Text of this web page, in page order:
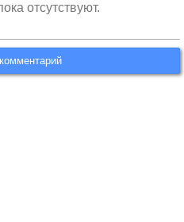
отсутствуют.